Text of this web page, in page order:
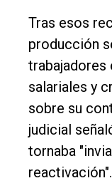
Tras esos
producción
trabajadores
salariales y
sobre su
judicial
tornaba
reactivación".